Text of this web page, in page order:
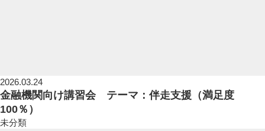
2026.03.24
金融機関向け講習会 テーマ：伴走支援（満足度
100％）
未分類